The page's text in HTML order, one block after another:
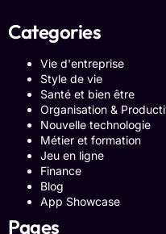
Categories
Vie d'entreprise
Style de vie
Santé et bien être
Organisation &
Nouvelle technologie
Métier et formation
Jeu en ligne
Finance
Blog
App Showcase
Pages